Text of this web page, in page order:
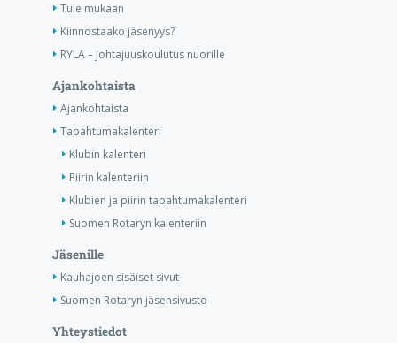
Tule mukaan
Kiinnostaako jäsenyys?
RYLA – Johtajuuskoulutus nuorille
Ajankohtaista
Ajankohtaista
Tapahtumakalenteri
Klubin kalenteri
Piirin kalenteriin
Klubien ja piirin tapahtumakalenteri
Suomen Rotaryn kalenteriin
Jäsenille
Kauhajoen sisäiset sivut
Suomen Rotaryn jäsensivusto
Yhteystiedot